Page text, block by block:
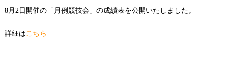
8月2日開催の「月例競技会」の成績表を公開いたしました。
詳細はこちら